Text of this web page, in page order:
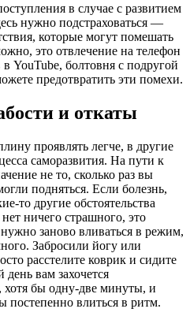
в случае с развитием
нужно подстраховаться —
которые могут помешать
это отвлечение на телефон
YouTube, болтовня с подругой
предотвратить эти помехи.
и откаты
проявлять легче, в другие
саморазвития. На пути к
не то, сколько раз вы
подняться. Если болезнь,
то другие обстоятельства
ничего страшного, это
заново вливаться в режим,
Забросили йогу или
расстелите коврик и сидите
вам захочется
бы одну-две минуты, и
постепенно влиться в ритм.